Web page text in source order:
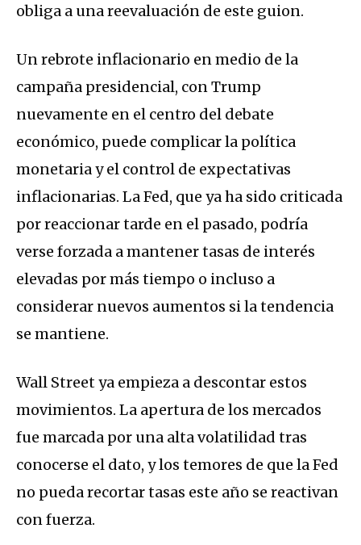
obliga a una reevaluación de este guion.
Un rebrote inflacionario en medio de la
campaña presidencial, con Trump
nuevamente en el centro del debate
económico, puede complicar la política
monetaria y el control de expectativas
inflacionarias. La Fed, que ya ha sido criticada
por reaccionar tarde en el pasado, podría
verse forzada a mantener tasas de interés
elevadas por más tiempo o incluso a
considerar nuevos aumentos si la tendencia
se mantiene.
Wall Street ya empieza a descontar estos
movimientos. La apertura de los mercados
fue marcada por una alta volatilidad tras
conocerse el dato, y los temores de que la Fed
no pueda recortar tasas este año se reactivan
con fuerza.